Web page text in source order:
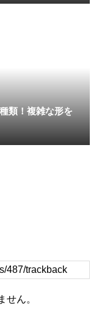
類！複雑な形を
せん。